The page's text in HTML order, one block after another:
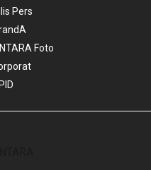
Pers
Foto